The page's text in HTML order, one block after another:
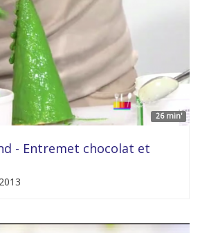
26 min'
- Entremet chocolat et